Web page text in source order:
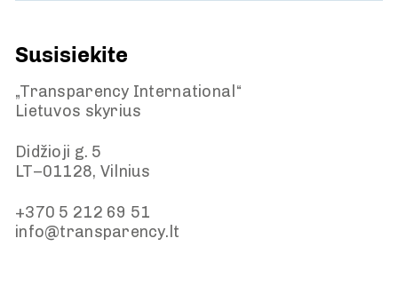
Susisiekite
„Transparency International“
Lietuvos skyrius
Didžioji g. 5
LT–01128, Vilnius
+370 5 212 69 51
info@transparency.lt